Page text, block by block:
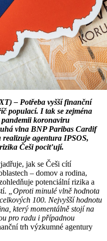
– Potřeba vyšší finanční
populací. I tak se zejména
pandemii koronaviru
vlna BNP Paribas Cardif
agentura IPSOS,
Češi pociťují.
jak se Češi cítí
– domov a rodina,
potenciální rizika a
„Oproti minulé vlně hodnota
100. Nejvyšší hodnotu
který momentálně stojí na
pro radu i případnou
trh výzkumné agentury